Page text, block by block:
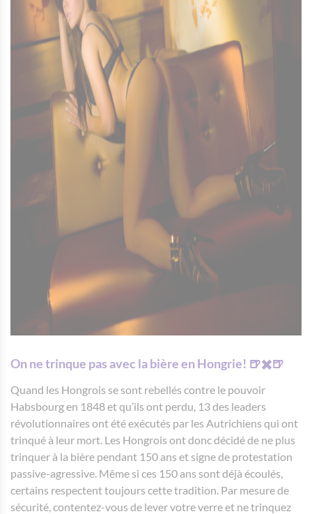
On ne trinque pas avec la bière en Hongrie! 🍺✖️🍺
Quand les Hongrois se sont rebellés contre le pouvoir
Habsbourg en 1848 et qu’ils ont perdu, 13 des leaders
révolutionnaires ont été exécutés par les Autrichiens qui ont
trinqué à leur mort. Les Hongrois ont donc décidé de ne plus
trinquer à la bière pendant 150 ans et signe de protestation
passive-agressive. Même si ces 150 ans sont déjà écoulés,
certains respectent toujours cette tradition. Par mesure de
sécurité, contentez-vous de lever votre verre et ne trinquez